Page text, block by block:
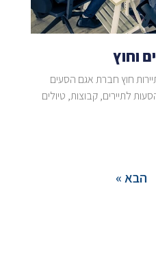
וחוץ
חוץ חברת אגם הסעים
לתיירים, קבוצות, טיולים
הבא »